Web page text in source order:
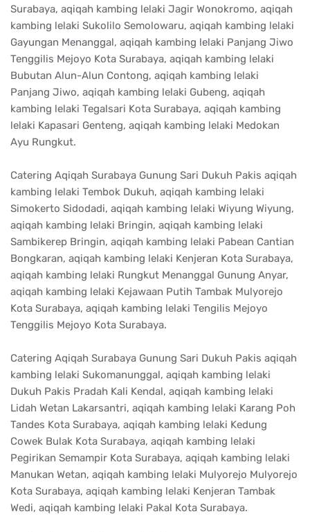
Surabaya, aqiqah kambing lelaki Jagir Wonokromo, aqiqah
kambing lelaki Sukolilo Semolowaru, aqiqah kambing lelaki
Gayungan Menanggal, aqiqah kambing lelaki Panjang Jiwo
Tenggilis Mejoyo Kota Surabaya, aqiqah kambing lelaki
Bubutan Alun-Alun Contong, aqiqah kambing lelaki
Panjang Jiwo, aqiqah kambing lelaki Gubeng, aqiqah
kambing lelaki Tegalsari Kota Surabaya, aqiqah kambing
lelaki Kapasari Genteng, aqiqah kambing lelaki Medokan
Ayu Rungkut.
Catering Aqiqah Surabaya Gunung Sari Dukuh Pakis aqiqah
kambing lelaki Tembok Dukuh, aqiqah kambing lelaki
Simokerto Sidodadi, aqiqah kambing lelaki Wiyung Wiyung,
aqiqah kambing lelaki Bringin, aqiqah kambing lelaki
Sambikerep Bringin, aqiqah kambing lelaki Pabean Cantian
Bongkaran, aqiqah kambing lelaki Kenjeran Kota Surabaya,
aqiqah kambing lelaki Rungkut Menanggal Gunung Anyar,
aqiqah kambing lelaki Kejawaan Putih Tambak Mulyorejo
Kota Surabaya, aqiqah kambing lelaki Tengilis Mejoyo
Tenggilis Mejoyo Kota Surabaya.
Catering Aqiqah Surabaya Gunung Sari Dukuh Pakis aqiqah
kambing lelaki Sukomanunggal, aqiqah kambing lelaki
Dukuh Pakis Pradah Kali Kendal, aqiqah kambing lelaki
Lidah Wetan Lakarsantri, aqiqah kambing lelaki Karang Poh
Tandes Kota Surabaya, aqiqah kambing lelaki Kedung
Cowek Bulak Kota Surabaya, aqiqah kambing lelaki
Pegirikan Semampir Kota Surabaya, aqiqah kambing lelaki
Manukan Wetan, aqiqah kambing lelaki Mulyorejo Mulyorejo
Kota Surabaya, aqiqah kambing lelaki Kenjeran Tambak
Wedi, aqiqah kambing lelaki Pakal Kota Surabaya.